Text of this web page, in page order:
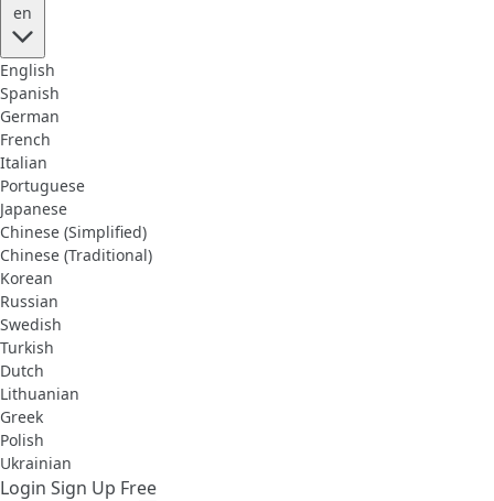
en
English
Spanish
German
French
Italian
Portuguese
Japanese
Chinese (Simplified)
Chinese (Traditional)
Korean
Russian
Swedish
Turkish
Dutch
Lithuanian
Greek
Polish
Ukrainian
Login Sign Up Free